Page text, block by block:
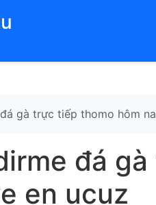
gà trực tiếp thomo hôm
đá
en ucuz